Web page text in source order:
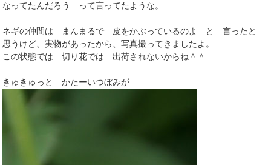
なってたんだろう って言ってたような。
ネギの仲間は まんまるで 皮をかぶっているのよ と 言ったと
思うけど、実物があったから、写真撮ってきましたよ。
この状態では 切り花では 出荷されないからね＾＾
きゅきゅっと かたーいつぼみが